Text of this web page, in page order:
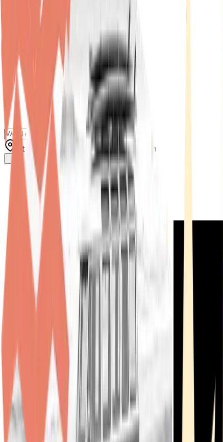
Standort wählen Versandart wählen